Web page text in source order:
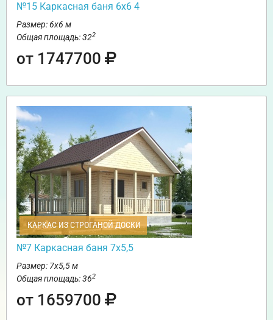
№15 Каркасная баня 6х6 4
Размер: 6х6 м
Общая площадь: 322
от 1747700
КАРКАС ИЗ СТРОГАНОЙ ДОСКИ
№7 Каркасная баня 7х5,5
Размер: 7х5,5 м
Общая площадь: 362
от 1659700